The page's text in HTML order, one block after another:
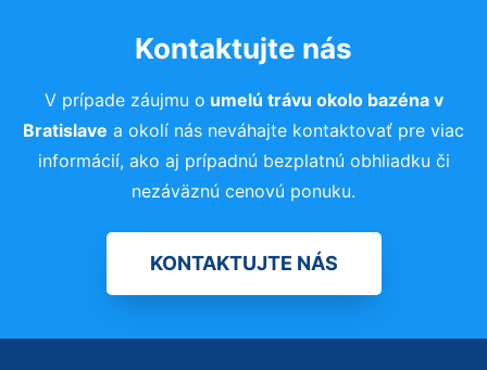
Kontaktujte nás
V prípade záujmu o umelú trávu okolo bazéna v
Bratislave a okolí nás neváhajte kontaktovať pre viac
informácií, ako aj prípadnú bezplatnú obhliadku či
nezáväznú cenovú ponuku.
KONTAKTUJTE NÁS